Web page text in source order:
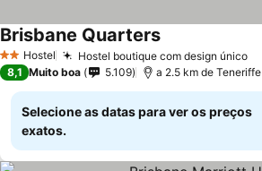
2 Estrelas
Hostel Hostel boutique com design único
Brisbane Quarters
8,1 Muito boa 5.109 a 2.5 km de Teneriffe
Selecione as datas para ver os preços
exatos.